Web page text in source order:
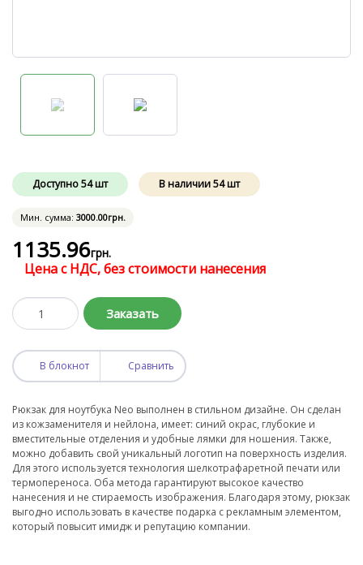
Доступно54 шт В наличии54шт
Мин. сумма: 3000.00грн.
1135.96грн.
Цена с НДС, без стоимости нанесения
Заказать
В блокнот Сравнить
Рюкзак для ноутбука Neo выполнен в стильном дизайне. Он сделан
из кожзаменителя и нейлона, имеет: синий окрас, глубокие и
вместительные отделения и удобные лямки для ношения. Также,
можно добавить свой уникальный логотип на поверхность изделия.
Для этого используется технология шелкотрафаретной печати или
термопереноса. Оба метода гарантируют высокое качество
нанесения и не стираемость изображения. Благодаря этому, рюкзак
выгодно использовать в качестве подарка с рекламным элементом,
который повысит имидж и репутацию компании.